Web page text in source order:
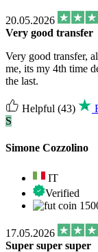
20.05.2026
Very good transfer
Very good transfer,
me, its my 4th time
the last.
Helpful (43)
S
Simone Cozzolino
IT
Verified
17.05.2026
Super super super